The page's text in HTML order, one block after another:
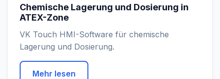
Chemische Lagerung und Dosierung in
ATEX-Zone
VK Touch HMI-Software für chemische
Lagerung und Dosierung.
Mehr lesen